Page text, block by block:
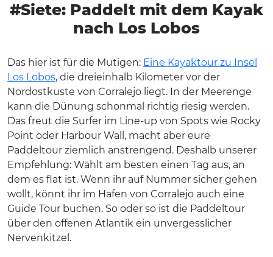
#Siete: Paddelt mit dem Kayak
nach Los Lobos
Das hier ist für die Mutigen: Eine Kayaktour zu Insel
Los Lobos, die dreieinhalb Kilometer vor der
Nordostküste von Corralejo liegt. In der Meerenge
kann die Dünung schonmal richtig riesig werden.
Das freut die Surfer im Line-up von Spots wie Rocky
Point oder Harbour Wall, macht aber eure
Paddeltour ziemlich anstrengend. Deshalb unserer
Empfehlung: Wählt am besten einen Tag aus, an
dem es flat ist. Wenn ihr auf Nummer sicher gehen
wollt, könnt ihr im Hafen von Corralejo auch eine
Guide Tour buchen. So oder so ist die Paddeltour
über den offenen Atlantik ein unvergesslicher
Nervenkitzel.